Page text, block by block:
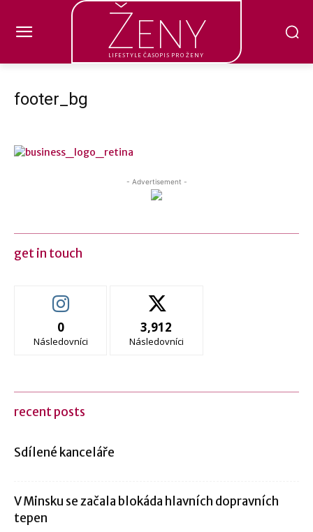
Ženy
LIFESTYLE ČASOPIS PRO ŽENY
footer_bg
- Advertisement -
get in touch
0
Následovníci
3,912
Následovníci
recent posts
Sdílené kanceláře
V Minsku se začala blokáda hlavních dopravních
tepen